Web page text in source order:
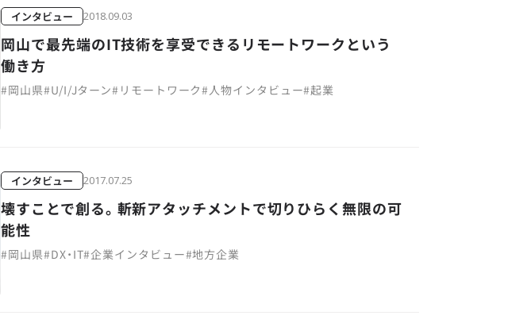
インタビュー 2018.09.03
岡山で最先端のIT技術を享受できるリモートワークという
働き方
#岡山県#U/I/Jターン# リモートワーク# 人物インタビュー#起業
インタビュー 2017.07.25
壊すことで創る。斬新アタッチメントで切りひらく無限の可
能性
#岡山県#DX・IT#企業インタビュー#地方企業